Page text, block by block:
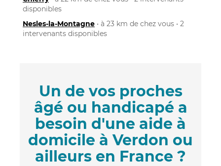
disponibles
Nesles-la-Montagne • à 23 km de chez vous • 2
intervenants disponibles
Un de vos proches
âgé ou handicapé a
besoin d'une aide à
domicile à Verdon ou
ailleurs en France ?